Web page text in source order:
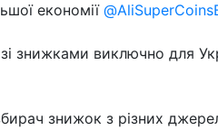
економії
знижками виключно для
знижок з різних